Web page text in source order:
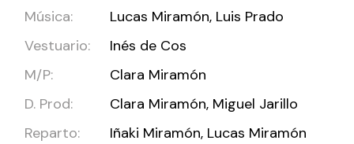
Música:
Lucas Miramón, Luis Prado
Vestuario:
Inés de Cos
M/P:
Clara Miramón
D. Prod:
Clara Miramón, Miguel Jarillo
Reparto:
Iñaki Miramón, Lucas Miramón